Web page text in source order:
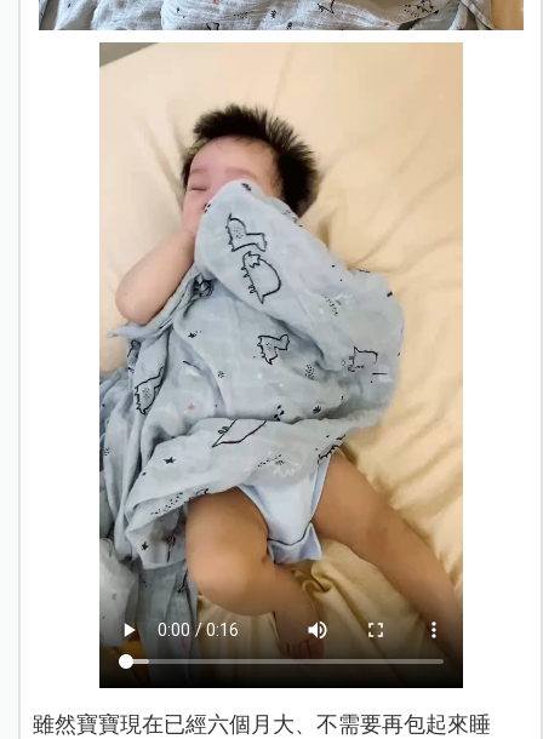
雖然寶寶現在已經六個月大、不需要再包起來睡